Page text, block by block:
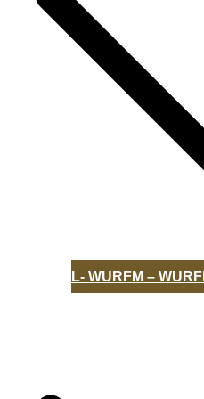
L- WURFM – WURF